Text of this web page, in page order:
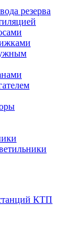
резерва
КТП